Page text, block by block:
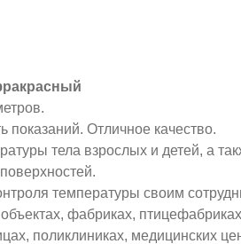
показаний. Отличное качество.
тела взрослых и детей, а
температуры своим
фабриках,
поликлиниках, медицинских